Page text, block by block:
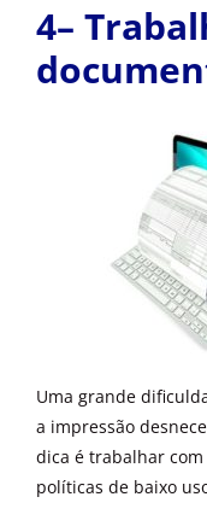
4–
Uma grande
a impressão
dica é trabalhar
políticas de baixo